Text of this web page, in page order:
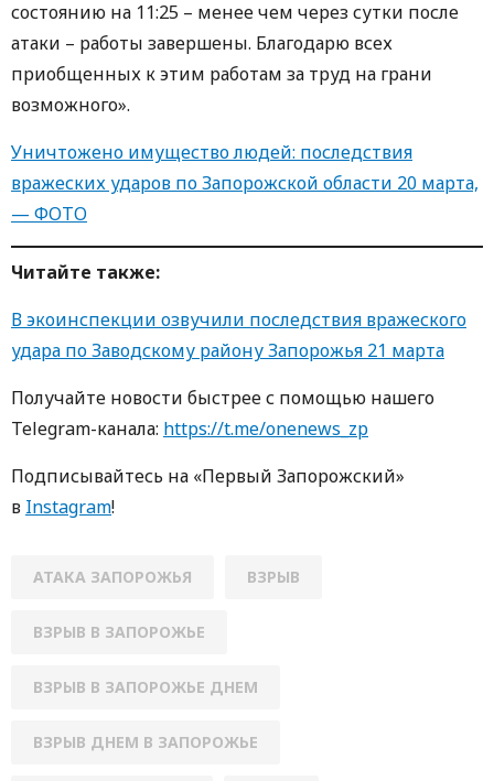
состоянию на 11:25 – менее чем через сутки после
атаки – работы завершены. Благодарю всех
приобщенных к этим работам за труд на грани
возможного».
Уничтожено имущество людей: последствия
вражеских ударов по Запорожской области 20 марта,
— ФОТО
Читайте также:
В экоинспекции озвучили последствия вражеского
удара по Заводскому району Запорожья 21 марта
Получайте новости быстрее с помощью нашего
Telegram-канала: https://t.me/onenews_zp
Подписывайтесь на «Первый Запорожский»
в Instagram!
АТАКА ЗАПОРОЖЬЯ ВЗРЫВ
ВЗРЫВ В ЗАПОРОЖЬЕ
ВЗРЫВ В ЗАПОРОЖЬЕ ДНЕМ
ВЗРЫВ ДНЕМ В ЗАПОРОЖЬЕ